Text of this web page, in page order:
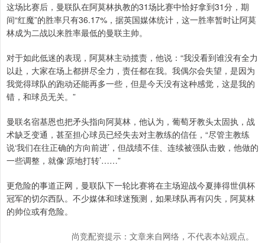
这场比赛后，曼联队在阿莫林执教的31场比赛中恰好拿到31分，期
间“红魔”的胜率只有36.17%，据英国媒体统计，这一胜率暂时让阿莫
林成为二战以来胜率最低的曼联主帅。
对于如此低迷的表现，阿莫林主动揽责，他说：“我没看到谁没有全力
以赴，大家在场上都拼尽全力，责任都在我。我偶尔会失望，是因为
我觉得球队的跑动还能再多一些，但是今天没有这种感觉，这是我的
错，和球员无关。”
曼联名宿基恩也把矛头指向阿莫林，他认为，葡萄牙教头太固执，战
术缺乏变通，甚至担心球员已经失去对主教练的信任，“尽管主教练
说‘我们在往正确的方向前进’，但战绩不佳、连续被强队击败，他做的
一些调整，就像‘原地打转’……”
更危险的事道正网，曼联队下一轮比赛将在主场迎战今夏捧得世俱杯
冠军的切尔西队。不少媒体和球迷预测，如果球队再有闪失，阿莫林
的帅位或有危险。
尚竞配资提示：文章来自网络，不代表本站观点。